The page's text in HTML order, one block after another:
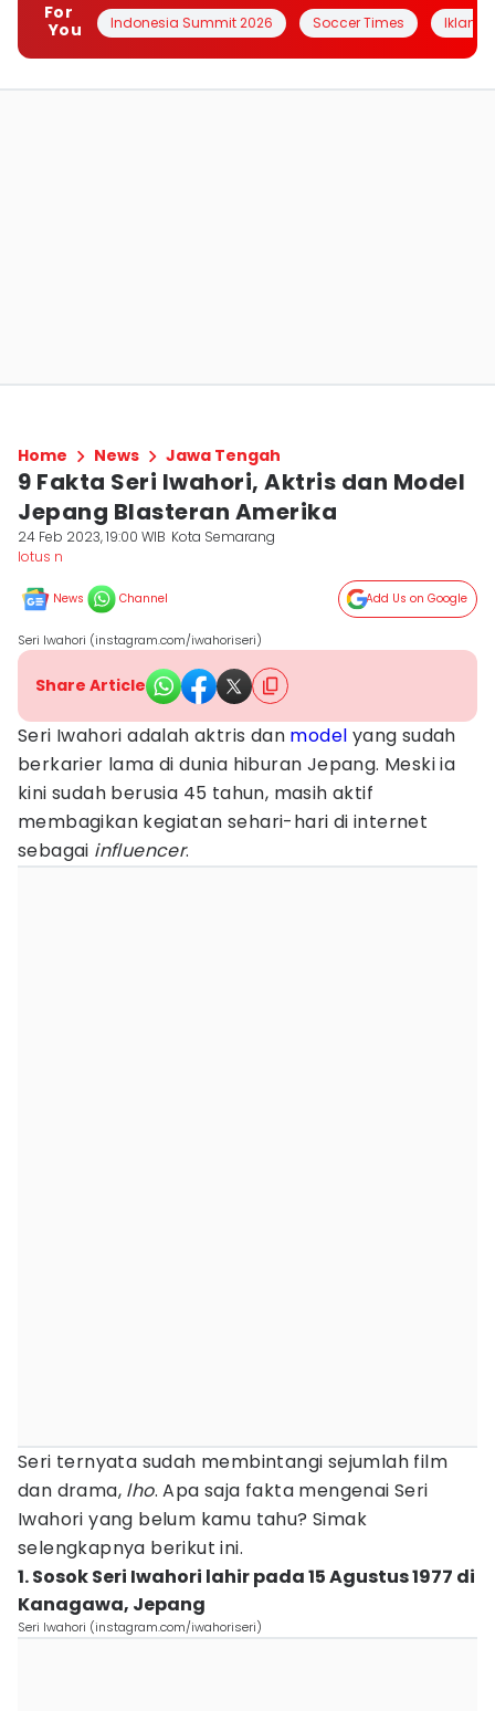
For
You
Indonesia Summit 2026 Soccer Times Iklanin
Home News Jawa Tengah
9 Fakta Seri Iwahori, Aktris dan Model
Jepang Blasteran Amerika
24 Feb 2023, 19:00 WIB Kota Semarang
lotus n
News Channel Add Us on Google
Seri Iwahori (instagram.com/iwahoriseri)
Share Article
Seri Iwahori adalah aktris dan model yang sudah
berkarier lama di dunia hiburan Jepang. Meski ia
kini sudah berusia 45 tahun, masih aktif
membagikan kegiatan sehari-hari di internet
sebagai influencer.
Seri ternyata sudah membintangi sejumlah film
dan drama, lho. Apa saja fakta mengenai Seri
Iwahori yang belum kamu tahu? Simak
selengkapnya berikut ini.
1. Sosok Seri Iwahori lahir pada 15 Agustus 1977 di
Kanagawa, Jepang
Seri Iwahori (instagram.com/iwahoriseri)